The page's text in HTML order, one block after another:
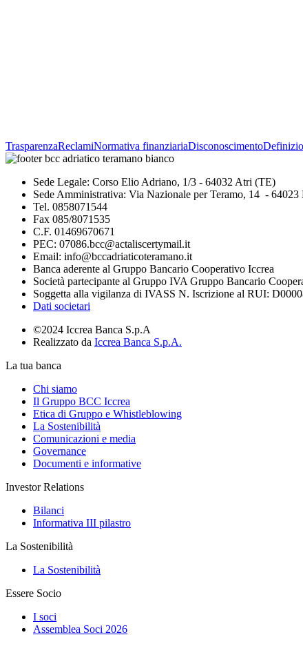
TrasparenzaReclamiNormativa finanziariaDisconoscimento
Sede Legale: Corso Elio Adriano, 1/3 - 64032 Atri (TE)
Sede Amministrativa: Via Nazionale per Teramo, 14 -
Tel. 0858071544
Fax 085/8071535
C.F. 01469670671
PEC: 07086.bcc@actaliscertymail.it
Email: info@bccadriaticoteramano.it
Banca aderente al Gruppo Bancario Cooperativo Iccrea
Società partecipante al Gruppo IVA Gruppo Bancario
Soggetta alla vigilanza di IVASS N. Iscrizione al RUI:
Dati societari
©2024 Iccrea Banca S.p.A
Realizzato da Iccrea Banca S.p.A.
La tua banca
Chi siamo
Il Gruppo BCC Iccrea
Etica di Gruppo e Whistleblowing
La Sostenibilità
Comunicazioni e media
Governance
Documenti e informative
Investor Relations
Bilanci
Informativa III pilastro
La Sostenibilità
La Sostenibilità
Essere Socio
I soci
Assemblea Soci 2026